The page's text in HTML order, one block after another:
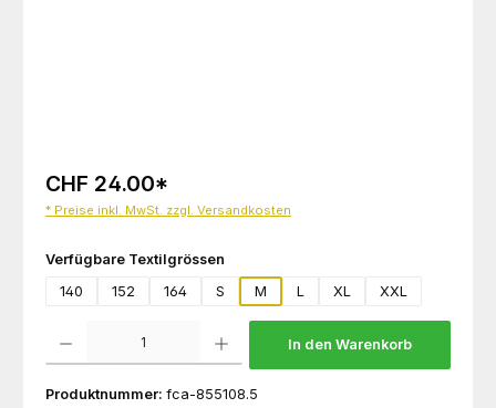
CHF 24.00*
* Preise inkl. MwSt. zzgl. Versandkosten
Verfügbare Textilgrössen
140
152 164 S M L XL XXL
In den Warenkorb
Produktnummer: fca-855108.5